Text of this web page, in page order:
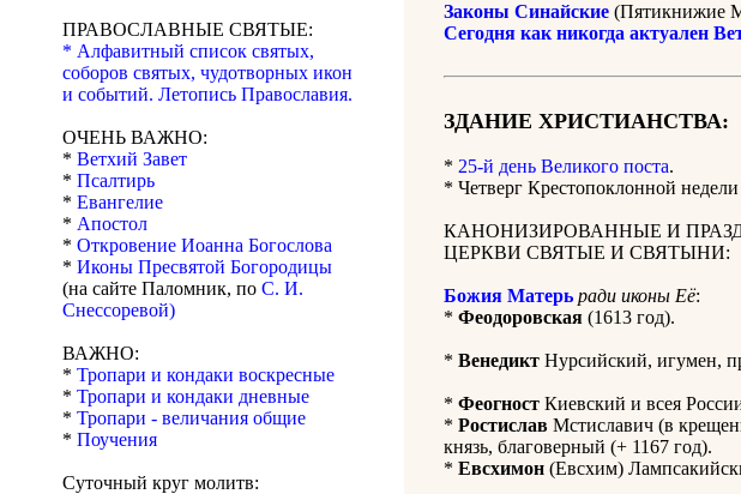
ПРАВОСЛАВНЫЕ СВЯТЫЕ:
* Алфавитный список святых,
соборов святых, чудотворных икон
и событий. Летопись Православия.
ОЧЕНЬ ВАЖНО:
* Ветхий Завет
* Псалтирь
* Евангелие
* Апостол
* Откровение Иоанна Богослова
* Иконы Пресвятой Богородицы
(на сайте Паломник, по С. И.
Снессоревой)
ВАЖНО:
* Тропари и кондаки воскресные
* Тропари и кондаки дневные
* Тропари - величания общие
* Поучения
Суточный круг молитв:
Законы Синайские (Пятикнижие
Сегодня как никогда актуален
ЗДАНИЕ ХРИСТИАНСТВА:
* 25-й день Великого поста.
* Четверг Крестопоклонной недели
КАНОНИЗИРОВАННЫЕ И
ЦЕРКВИ СВЯТЫЕ И СВЯТЫНИ:
Божия Матерь ради иконы Её:
* Феодоровская (1613 год).
* Венедикт Нурсийский, игумен,
* Феогност Киевский и всея
* Ростислав Мстиславич (в
князь, благоверный (+ 1167 год).
* Евсхимон (Евсхим)